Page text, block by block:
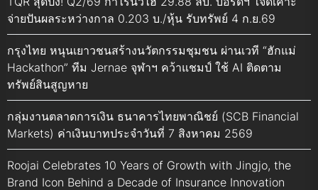
จ่ายปันผลระหว่างกาล 0.203 บ./หุ้น รับทรัพย์ 4 ก.ย.69
กรุงไทย หนุนเยาวชนสร้างนวัตกรรมชุมชน ผ่านเวที “ฮักแม่
Hackathon” ทีม Jernae จุฬาฯ คว้าแชมป์ ใช้ AI ติดตาม
ทรัพย์สินสูญหาย
กลุ่มงานตลาดการเงิน ธนาคารไทยพาณิชย์ (SCB Financial
Markets) ค่าเงินบาทประจำวันที่ 7 สิงหาคม 2569
Roojai Celebrates 10 Years of Growth with Jingjo, the
Brand Icon Behind a Decade of Insurance Innovation